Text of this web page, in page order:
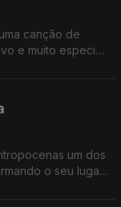
canção de
e muito especial
um dos
o seu lugar